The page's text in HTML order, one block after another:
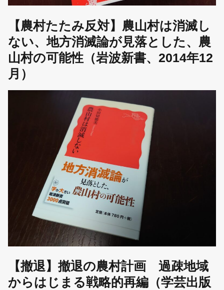
【農村たたみ反対】農山村は消滅し
ない、地方消滅論が見落とした、農
山村の可能性（岩波新書、2014年12
月）
【撤退】撤退の農村計画 過疎地域
からはじまる戦略的再編（学芸出版